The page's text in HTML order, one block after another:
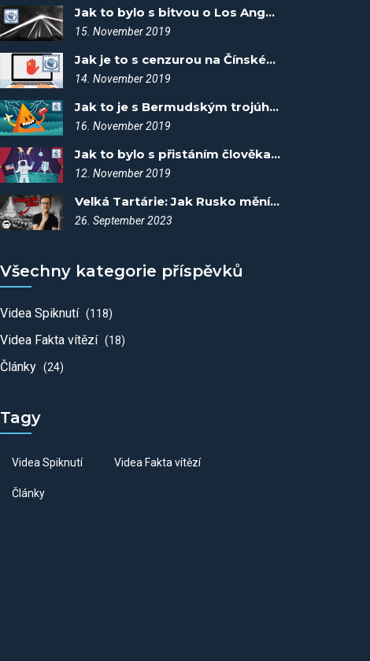
Jak to bylo s bitvou o Los Angeles? Fakta vítězí #6
15. November 2019
Jak je to s cenzurou na Čínském internetu? Fakta vítězí #5
14. November 2019
Jak to je s Bermudským trojúhelníkem? Fakta vítězí #7
16. November 2019
Jak to bylo s přistáním člověka na měsíci? Fakta vítězí #3
12. November 2019
Velká Tartárie: Jak Rusko mění historii - Spiknutí #17
26. September 2023
Všechny kategorie příspěvků
Videa Spiknutí (118)
Videa Fakta vítězí (18)
Články (24)
Tagy
Videa Spiknutí Videa Fakta vítězí
Články